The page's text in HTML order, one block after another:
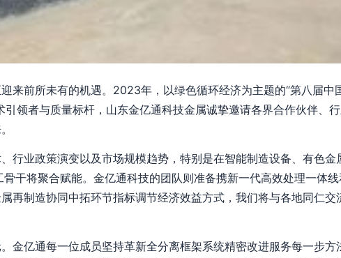
来前所未有的机遇。2023年，以绿色循环经济为主题的“第八届中
领者与质量标杆，山东金亿通科技金属诚挚邀请各界合作伙伴、
行业政策演变以及市场规模趋势，特别是在智能制造设备、有色金
干将聚合赋能。金亿通科技的团队则准备携新一代高效处理一体
再制造协同中拓环节指标调节经济效益方式，我们将与各地同仁交
金亿通每一位成员坚持革新全分离框架系统精密改进服务每一步方